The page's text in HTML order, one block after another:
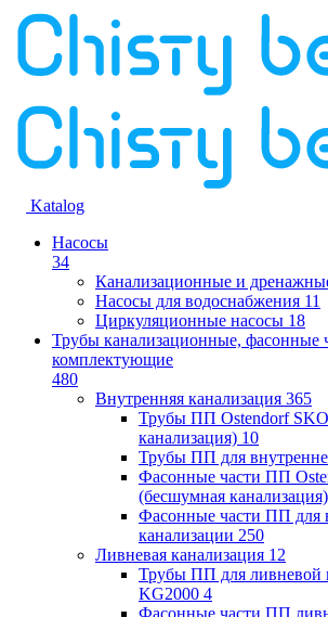
Katalog
Насосы
34
Канализационные и
Насосы для водоснабжения 11
Циркуляционные насосы 18
Трубы канализационные, фасонные
комплектующие
480
Внутренняя канализация 365
Трубы ПП Ostendorf
канализация) 10
Трубы ПП для
Фасонные части ПП
(бесшумная канализация)
Фасонные части ПП для
канализации 250
Ливневая канализация 12
Трубы ПП для ливневой
KG2000 4
Фасонные части ПП